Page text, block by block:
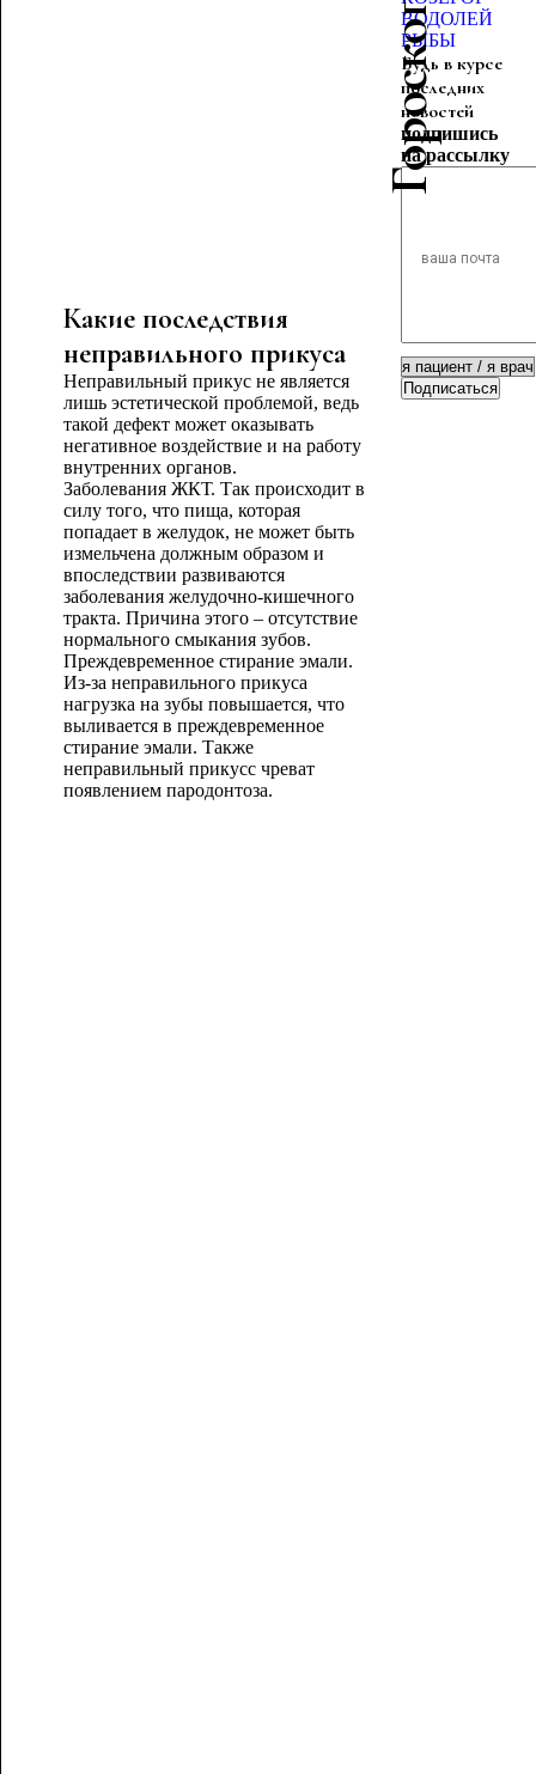
Какие последствия
неправильного прикуса
Неправильный прикус не является
лишь эстетической проблемой, ведь
такой дефект может оказывать
негативное воздействие и на работу
внутренних органов.
Заболевания ЖКТ. Так происходит в
силу того, что пища, которая
попадает в желудок, не может быть
измельчена должным образом и
впоследствии развиваются
заболевания желудочно-кишечного
тракта. Причина этого – отсутствие
нормального смыкания зубов.
Преждевременное стирание эмали.
Из-за неправильного прикуса
нагрузка на зубы повышается, что
выливается в преждевременное
стирание эмали. Также
неправильный прикусс чреват
появлением пародонтоза.
ВОДОЛЕЙ
РЫБЫ
Будь в курсе
последних
новостей
подпишись
на рассылку
Подписаться